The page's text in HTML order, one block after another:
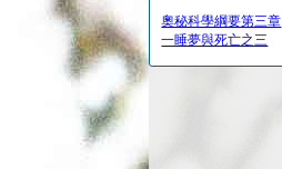
奧秘科學綱要第三章
一睡夢與死亡之三